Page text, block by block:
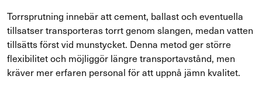
Torrsprutning innebär att cement, ballast och eventuella
tillsatser transporteras torrt genom slangen, medan vatten
tillsätts först vid munstycket. Denna metod ger större
flexibilitet och möjliggör längre transportavstånd, men
kräver mer erfaren personal för att uppnå jämn kvalitet.